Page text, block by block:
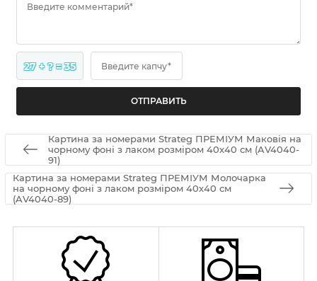
Введите комментарий*
27 + ? = 35 Введите капчу*
Картина за номерами Strateg ПРЕМІУМ Маковія на
чорному фоні з лаком розміром 40х40 см (AV4040-
91)
Картина за номерами Strateg ПРЕМІУМ Молочарка
на чорному фоні з лаком розміром 40х40 см
(AV4040-89)